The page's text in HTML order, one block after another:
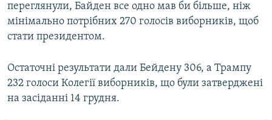
переглянули, Байден все одно мав би більше, ніж
мінімально потрібних 270 голосів виборників, щоб
стати президентом.
Остаточні результати дали Бейдену 306, а Трампу
232 голоси Колегії виборників, що були затверджені
на засіданні 14 грудня.